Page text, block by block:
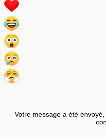
Votre message a été